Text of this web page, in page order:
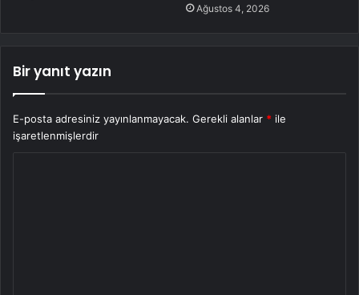
Ağustos 4, 2026
Bir yanıt yazın
E-posta adresiniz yayınlanmayacak. Gerekli alanlar * ile
işaretlenmişlerdir